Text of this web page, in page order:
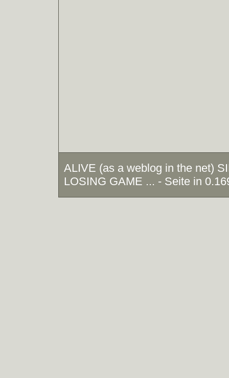
ALIVE (as a weblog in the net)
LOSING GAME ... - Seite in